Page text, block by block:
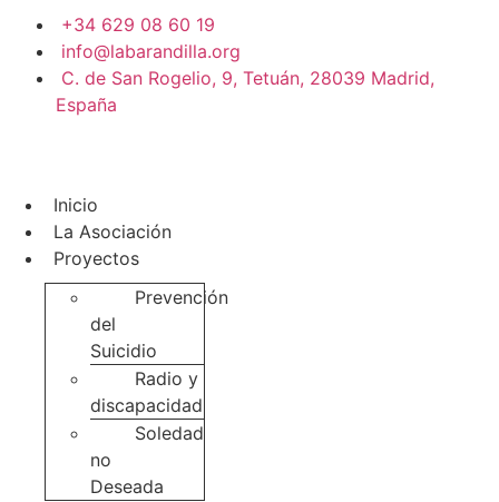
+34 629 08 60 19
info@labarandilla.org
C. de San Rogelio, 9, Tetuán, 28039 Madrid,
España
Inicio
La Asociación
Proyectos
Prevención
del
Suicidio
Radio y
discapacidad
Soledad
no
Deseada